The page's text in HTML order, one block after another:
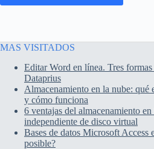
MAS VISITADOS
Editar Word en línea. Tres formas
Dataprius
Almacenamiento en la nube: qué
y cómo funciona
6 ventajas del almacenamiento
independiente de disco virtual
Bases de datos Microsoft Access
posible?